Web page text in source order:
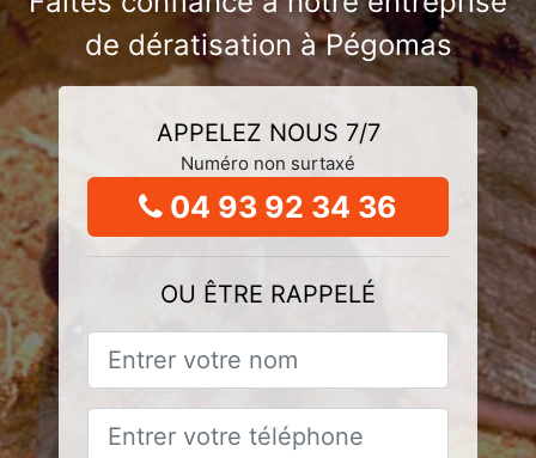
de dératisation à Pégomas
APPELEZ NOUS 7/7
Numéro non surtaxé
04 93 92 34 36
OU ÊTRE RAPPELÉ